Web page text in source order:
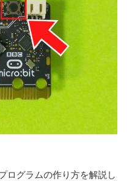
ログラムの作り方を解説し